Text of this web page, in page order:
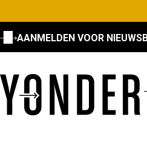
AANMELDEN VOOR